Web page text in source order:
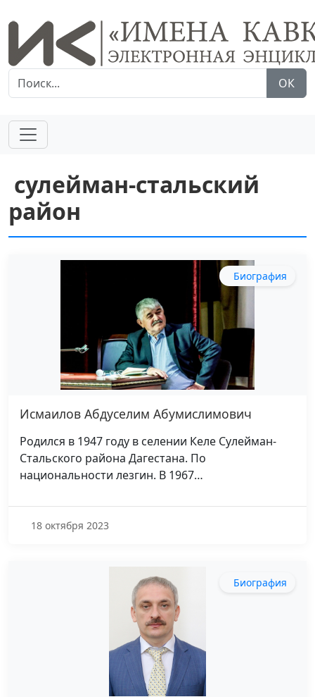
ОК
сулейман-стальский
район
Биография
Исмаилов Абдуселим Абумислимович
Родился в 1947 году в селении Келе Сулейман-
Стальского района Дагестана. По
национальности лезгин. В 1967…
18 октября 2023
Биография